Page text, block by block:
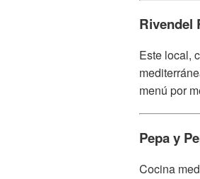
Rivendel
Este local,
menú por
Pepa y
Cocina